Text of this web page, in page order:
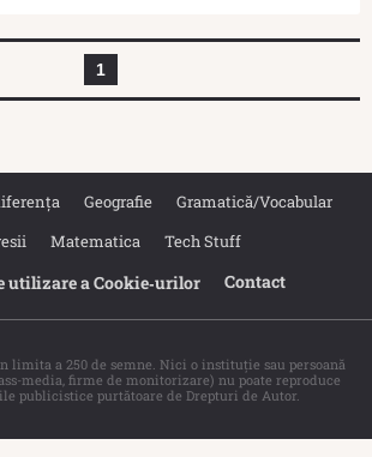
1
Geografie
Gramatică/Vocabular
Matematica Tech Stuff
utilizare a Cookie‐urilor Contact
limita a 250 de semne. Nici o instituţie sau persoană
media, firme de monitorizare) nu poate reproduce
publicistice purtătoare de Drepturi de Autor.